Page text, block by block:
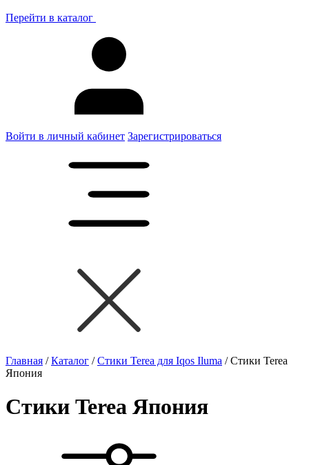
Перейти в каталог
Войти в личный кабинет Зарегистрироваться
Главная /Каталог /Стики Terea для Iqos Iluma /Стики Terea
Япония
Стики Terea Япония